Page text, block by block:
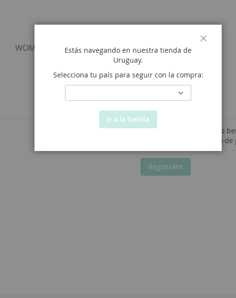
WOMEN MEN KIDS STORES
Registrarse tiene muchos
direcciones, seguimiento
Registrate
Estás navegando en nuestra tienda de
Uruguay.
Selecciona tu país para seguir con la compra:
Ir a la tienda